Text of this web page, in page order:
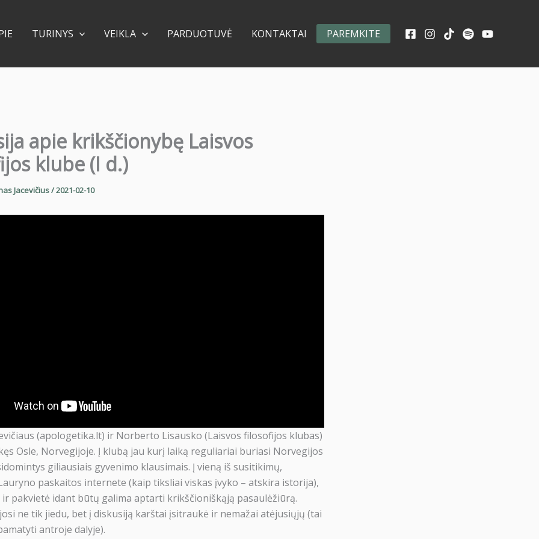
TURINYS VEIKLA PARDUOTUVĖ KONTAKTAI PAREMKITE
apie krikščionybę Laisvos
klube (I d.)
Jacevičius/2021-02-10
(apologetika.lt) ir Norberto Lisausko (Laisvos filosofijos klubas)
Osle, Norvegijoje. Į klubą jau kurį laiką reguliariai buriasi Norvegijos
giliausiais gyvenimo klausimais. Į vieną iš susitikimų,
paskaitos internete (kaip tiksliai viskas įvyko – atskira istorija),
pakvietė idant būtų galima aptarti krikščioniškąją pasaulėžiūrą.
ne tik jiedu, bet į diskusiją karštai įsitraukė ir nemažai atėjusiųjų (tai
antroje dalyje).